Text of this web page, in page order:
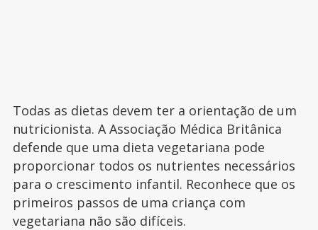
Todas as dietas devem ter a orientação de um
nutricionista. A Associação Médica Britânica
defende que uma dieta vegetariana pode
proporcionar todos os nutrientes necessários
para o crescimento infantil. Reconhece que os
primeiros passos de uma criança com
vegetariana não são difíceis.